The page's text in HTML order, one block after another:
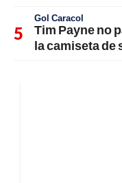
Gol Caracol
Tim Payne no
la camiseta de